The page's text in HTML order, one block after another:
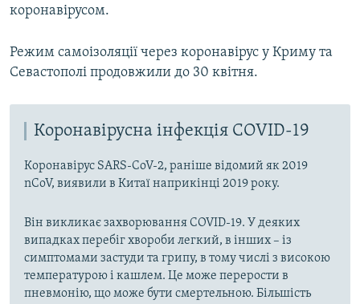
коронавірусом.
Режим самоізоляції через коронавірус у Криму та
Севастополі продовжили до 30 квітня.
Коронавірусна інфекція COVID-19
Коронавірус SARS-CoV-2, раніше відомий як 2019
nCoV, виявили в Китаї наприкінці 2019 року.
Він викликає захворювання COVID-19. У деяких
випадках перебіг хвороби легкий, в інших – із
симптомами застуди та грипу, в тому числі з високою
температурою і кашлем. Це може перерости в
пневмонію, що може бути смертельною. Більшість